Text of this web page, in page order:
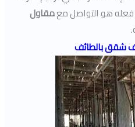
فعله هو التواصل معمقاول
شقق بالطائف